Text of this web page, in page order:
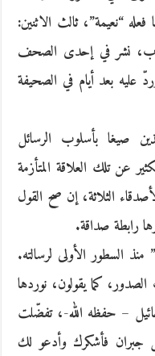
“نعيمة”، ثالث الاثنين:
نشر في إحدى الصحف
عليه بعد أيام في الصحيفة
صيغا بأسلوب الرسائل
عن تلك العلاقة المتأزمة
الثلاثة، إن صح القول
رابطة صداقة.
منذ السطور الأولى لرسالته.
كما يقولون، نوردها
– حفظه الله-، تفضّلت
جبران فأشكرك وأدعو لك